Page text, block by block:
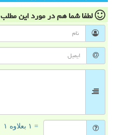
لطفا شما همدر مورد این مطلب
= ۱ بعلاوه ۱